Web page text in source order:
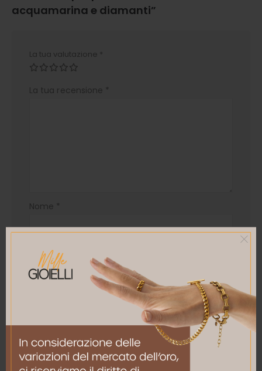
acquamarina e diamanti”
La tua valutazione *
La tua recensione *
Nome *
Email*
Salva il mio nome, email e sito web in questo
browser per la prossima volta che commento.